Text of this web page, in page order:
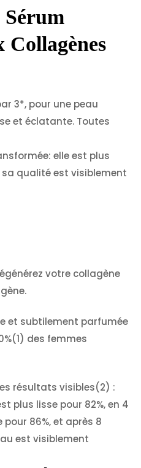
Sérum
Collagènes
3*, pour une peau
et éclatante. Toutes
elle est plus
sa qualité est visiblement
votre collagène
et subtilement parfumée
des femmes
résultats visibles(2) :
plus lisse pour 82%, en 4
86%, et après 8
est visiblement